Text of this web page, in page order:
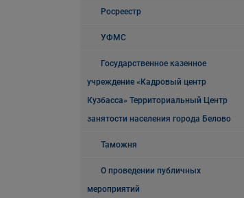
Росреестр
УФМС
Государственное казенное
учреждение «Кадровый центр
Кузбасса» Территориальный Центр
занятости населения города Белово
Таможня
О проведении публичных
мероприятий